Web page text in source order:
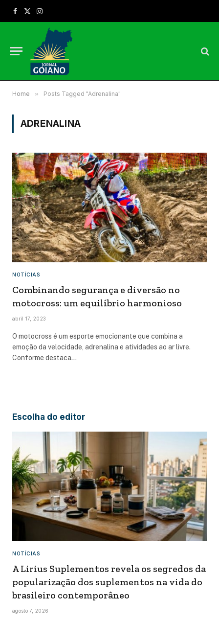
Facebook
X
Instagram
Home » Posts Tagged "Adrenalina"
ADRENALINA
NOTÍCIAS
Combinando segurança e diversão no
motocross: um equilíbrio harmonioso
abril 17, 2023
O motocross é um esporte emocionante que combina a
emoção da velocidade, adrenalina e atividades ao ar livre.
Conforme destaca…
Escolha do editor
NOTÍCIAS
A Lirius Suplementos revela os segredos da
popularização dos suplementos na vida do
brasileiro contemporâneo
agosto 7, 2026